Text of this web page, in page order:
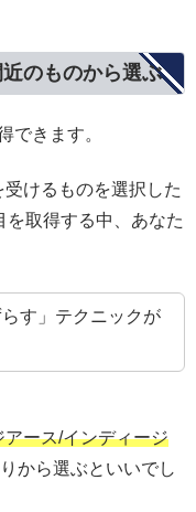
のものから選ぶ
できます。
けるものを選択した
取得する中、あなた
らす」テクニックが
ース/インディージ
から選ぶといいでし